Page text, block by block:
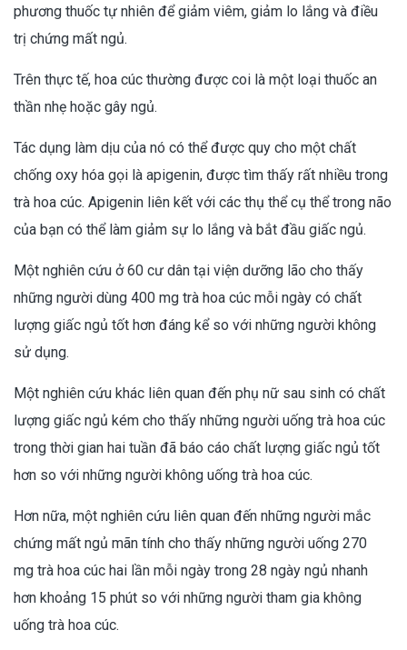
phương thuốc tự nhiên để giảm viêm, giảm lo lắng và điều
trị chứng mất ngủ.
Trên thực tế, hoa cúc thường được coi là một loại thuốc an
thần nhẹ hoặc gây ngủ.
Tác dụng làm dịu của nó có thể được quy cho một chất
chống oxy hóa gọi là apigenin, được tìm thấy rất nhiều trong
trà hoa cúc. Apigenin liên kết với các thụ thể cụ thể trong não
của bạn có thể làm giảm sự lo lắng và bắt đầu giấc ngủ.
Một nghiên cứu ở 60 cư dân tại viện dưỡng lão cho thấy
những người dùng 400 mg trà hoa cúc mỗi ngày có chất
lượng giấc ngủ tốt hơn đáng kể so với những người không
sử dụng.
Một nghiên cứu khác liên quan đến phụ nữ sau sinh có chất
lượng giấc ngủ kém cho thấy những người uống trà hoa cúc
trong thời gian hai tuần đã báo cáo chất lượng giấc ngủ tốt
hơn so với những người không uống trà hoa cúc.
Hơn nữa, một nghiên cứu liên quan đến những người mắc
chứng mất ngủ mãn tính cho thấy những người uống 270
mg trà hoa cúc hai lần mỗi ngày trong 28 ngày ngủ nhanh
hơn khoảng 15 phút so với những người tham gia không
uống trà hoa cúc.